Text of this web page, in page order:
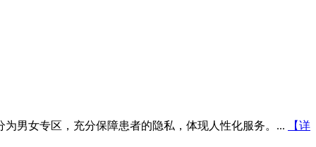
男女专区，充分保障患者的隐私，体现人性化服务。... 【详